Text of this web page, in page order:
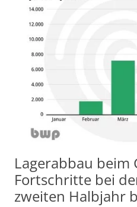
Lagerabbau beim
Fortschritte bei
zweiten Halbjahr